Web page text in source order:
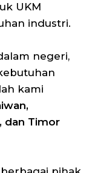
UKM
industri.
negeri,
kami
dan Timor